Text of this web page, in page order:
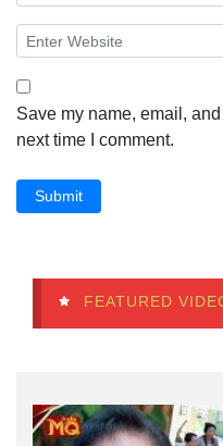
Save my name, email,
next time I comment.
Submit
FEATURED